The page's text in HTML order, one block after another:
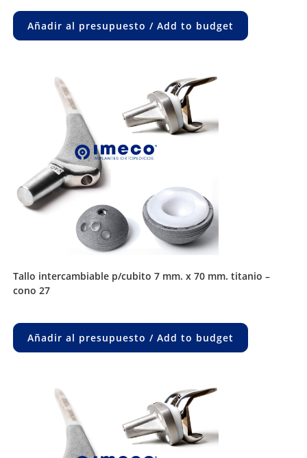
Añadir al presupuesto / Add to budget
tallo intercambiable p/cubito 7 mm. x 70 mm. titanio –
cono 27
Añadir al presupuesto / Add to budget